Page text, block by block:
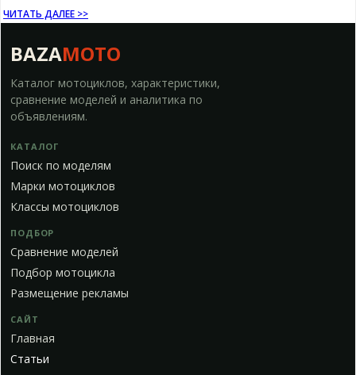
ЧИТАТЬ ДАЛЕЕ >>
BAZAMOTO
Каталог мотоциклов, характеристики,
сравнение моделей и аналитика по
объявлениям.
КАТАЛОГ
Поиск по моделям
Марки мотоциклов
Классы мотоциклов
ПОДБОР
Сравнение моделей
Подбор мотоцикла
Размещение рекламы
САЙТ
Главная
Статьи